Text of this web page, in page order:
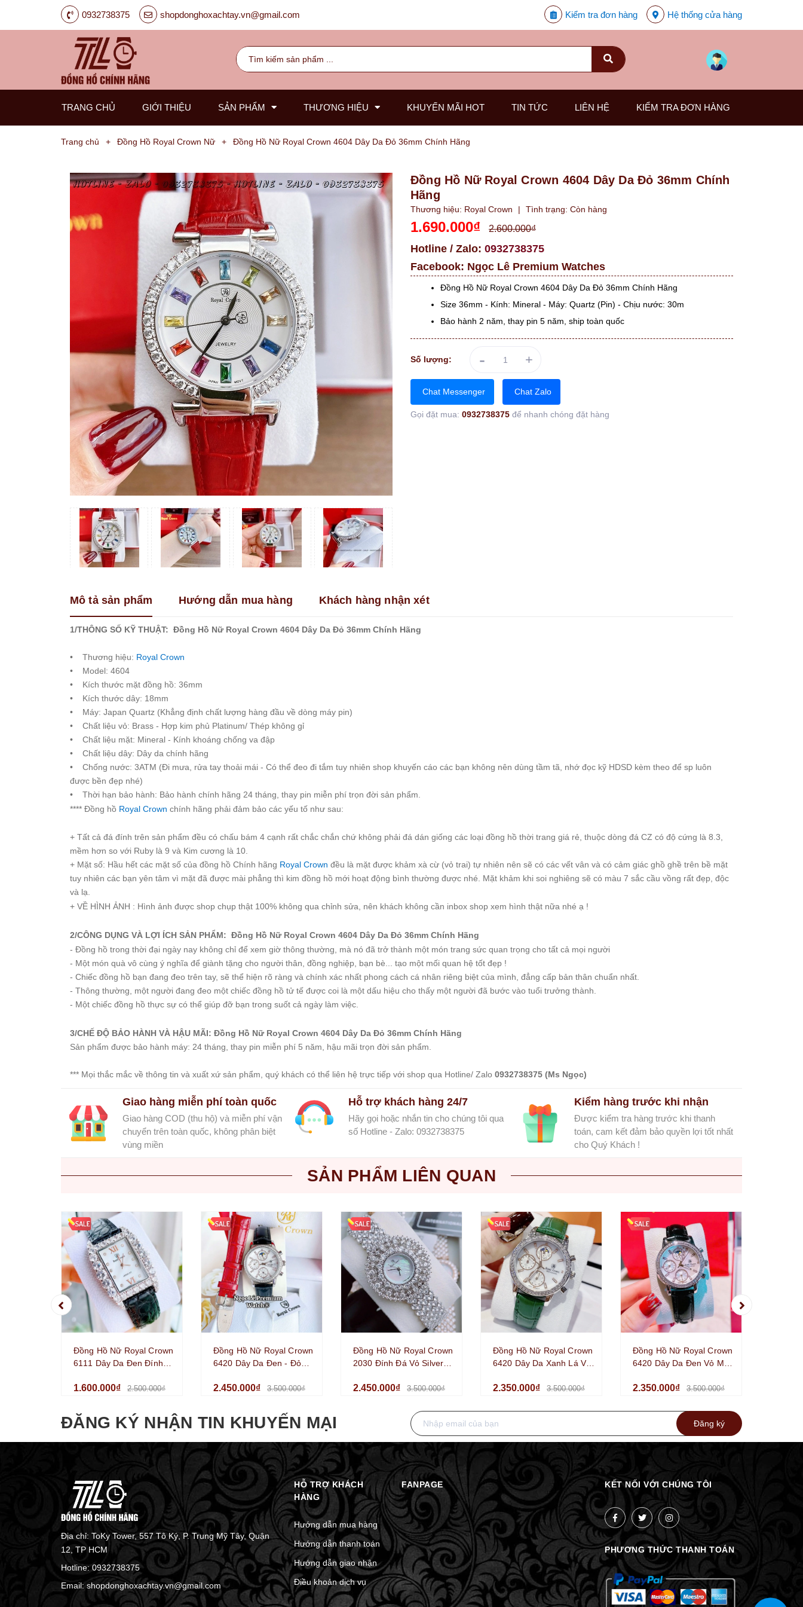
0932738375 shopdonghoxachtay.vn@gmail.com Kiểm tra đơn hàng Hệ thống cửa hàng
TRANG CHỦ GIỚI THIỆU SẢN PHẨM
Nam
G-
Kinze
Kors
Sunrise
Đồng
Hồ
Nữ
Amica
Carnival
Christian
Sant
Coach
Franklin
Guess
Jimi
Kemil
Marc
Jacobs
Michael
Kors
Rivero
Roberto
Era
Royal
Crown
Starke
Cer
Hồ
Cặp
Hanboro
Marc
Jacobs
Michael
Kors
Sunrise
Sản
Phẩm
Hồ
Và
Vòng
Tay
Dây
Đồng
Hồ
Dây
chuyền
Vòng
Tay
Nhẫn
THƯƠNG HIỆU KHUYẾN MÃI HOT TIN TỨC LIÊN HỆ KIỂM TRA ĐƠN HÀNG
Trang chủ + Đồng Hồ Royal Crown Nữ + Đồng Hồ Nữ Royal Crown 4604 Dây Da Đỏ 36mm Chính Hãng
Đồng Hồ Nữ Royal Crown 4604 Dây Da Đỏ 36mm Chính
Hãng
Thương hiệu: Royal Crown | Tình trạng: Còn hàng
1.690.000₫ 2.600.000₫
Hotline / Zalo: 0932738375
Facebook: Ngọc Lê Premium Watches
Đồng Hồ Nữ Royal Crown 4604 Dây Da Đỏ 36mm Chính Hãng
Size 36mm - Kính: Mineral - Máy: Quartz (Pin) - Chịu nước: 30m
Bảo hành 2 năm, thay pin 5 năm, ship toàn quốc
Số lượng: - +
Chat Messenger Chat Zalo
Gọi đặt mua: 0932738375 để nhanh chóng đặt hàng
Mô tả sản phẩm Hướng dẫn mua hàng Khách hàng nhận xét
1/THÔNG SỐ KỸ THUẬT: Đồng Hồ Nữ Royal Crown 4604 Dây Da Đỏ 36mm Chính Hãng
• Thương hiệu: Royal Crown
• Model: 4604
• Kích thước mặt đồng hồ: 36mm
• Kích thước dây: 18mm
• Máy: Japan Quartz (Khẳng định chất lượng hàng đầu về dòng máy pin)
• Chất liệu vỏ: Brass - Hợp kim phủ Platinum/ Thép không gỉ
• Chất liệu mặt: Mineral - Kính khoáng chống va đập
• Chất liệu dây: Dây da chính hãng
• Chống nước: 3ATM (Đi mưa, rửa tay thoải mái - Có thể đeo đi tắm tuy nhiên shop khuyến cáo các bạn không nên dùng tầm tã, nhớ đọc kỹ HDSD kèm theo để sp luôn
được bền đẹp nhé)
• Thời hạn bảo hành: Bảo hành chính hãng 24 tháng, thay pin miễn phí trọn đời sản phẩm.
**** Đồng hồ Royal Crown chính hãng phải đảm bảo các yếu tố như sau:
+ Tất cả đá đính trên sản phẩm đều có chấu bám 4 cạnh rất chắc chắn chứ không phải đá dán giống các loại đồng hồ thời trang giá rẻ, thuộc dòng đá CZ có độ cứng là 8.3,
mềm hơn so với Ruby là 9 và Kim cương là 10.
+ Mặt số: Hầu hết các mặt số của đồng hồ Chính hãng Royal Crown đều là mặt được khảm xà cừ (vỏ trai) tự nhiên nên sẽ có các vết vân và có cảm giác ghồ ghề trên bề mặt
tuy nhiên các bạn yên tâm vì mặt đã được mài phẳng thì kim đồng hồ mới hoạt động bình thường được nhé. Mặt khảm khi soi nghiêng sẽ có màu 7 sắc cầu vồng rất đẹp, độc
và lạ.
+ VỀ HÌNH ẢNH : Hình ảnh được shop chụp thật 100% không qua chỉnh sửa, nên khách không cần inbox shop xem hình thật nữa nhé ạ !
2/CÔNG DỤNG VÀ LỢI ÍCH SẢN PHẨM: Đồng Hồ Nữ Royal Crown 4604 Dây Da Đỏ 36mm Chính Hãng
- Đồng hồ trong thời đại ngày nay không chỉ để xem giờ thông thường, mà nó đã trở thành một món trang sức quan trọng cho tất cả mọi người
- Một món quà vô cùng ý nghĩa để giành tặng cho người thân, đồng nghiệp, bạn bè... tạo một mối quan hệ tốt đẹp !
- Chiếc đồng hồ bạn đang đeo trên tay, sẽ thể hiện rõ ràng và chính xác nhất phong cách cá nhân riêng biệt của mình, đẳng cấp bản thân chuẩn nhất.
- Thông thường, một người đang đeo một chiếc đồng hồ tử tế được coi là một dấu hiệu cho thấy một người đã bước vào tuổi trưởng thành.
- Một chiếc đồng hồ thực sự có thể giúp đỡ bạn trong suốt cả ngày làm việc.
3/CHẾ ĐỘ BẢO HÀNH VÀ HẬU MÃI: Đồng Hồ Nữ Royal Crown 4604 Dây Da Đỏ 36mm Chính Hãng
Sản phẩm được bảo hành máy: 24 tháng, thay pin miễn phí 5 năm, hậu mãi trọn đời sản phẩm.
*** Mọi thắc mắc về thông tin và xuất xứ sản phẩm, quý khách có thể liên hệ trực tiếp với shop qua Hotline/ Zalo 0932738375 (Ms Ngọc)
Giao hàng miễn phí toàn quốc
Giao hàng COD (thu hộ) và miễn phí vận
chuyển trên toàn quốc, không phân biệt
vùng miền
Hỗ trợ khách hàng 24/7
Hãy gọi hoặc nhắn tin cho chúng tôi qua
số Hotline - Zalo: 0932738375
Kiểm hàng trước khi nhận
Được kiểm tra hàng trước khi thanh
toán, cam kết đảm bảo quyền lợi tốt nhất
cho Quý Khách !
SẢN PHẨM LIÊN QUAN
Đồng Hồ Nữ Royal Crown
6111 Dây Da Đen Đính
1.600.000₫ 2.500.000₫
Đồng Hồ Nữ Royal Crown
6420 Dây Da Đen - Đỏ
35mm
2.450.000₫ 3.500.000₫
Đồng Hồ Nữ Royal Crown
2030 Đính Đá Vỏ Silver
2.450.000₫ 3.500.000₫
Đồng Hồ Nữ Royal Crown
6420 Dây Da Xanh Lá Vỏ
Chính Hãng
2.350.000₫ 3.500.000₫
Đồng Hồ Nữ Royal Crown
6420 Dây Da Đen Vỏ Màu
Hãng
2.350.000₫ 3.500.000₫
ĐĂNG KÝ NHẬN TIN KHUYẾN MẠI Đăng ký
Địa chỉ: ToKy Tower, 557 Tô Ký, P. Trung Mỹ Tây, Quận
12, TP HCM
Hotline:0932738375
Email: shopdonghoxachtay.vn@gmail.com
HỖ TRỢ KHÁCH
HÀNG
Hướng dẫn mua hàng
Hướng dẫn thanh toán
Hướng dẫn giao nhận
Điều khoản dịch vụ
FANPAGE KẾT NỐI VỚI CHÚNG TÔI
PHƯƠNG THỨC THANH TOÁN